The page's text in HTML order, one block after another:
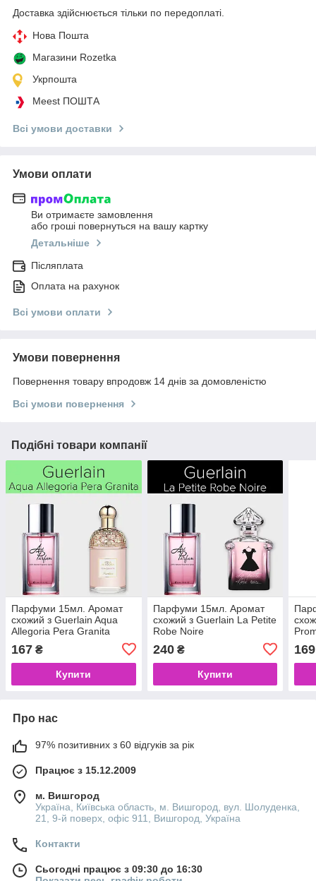
Доставка здійснюється тільки по передоплаті.
Нова Пошта
Магазини Rozetka
Укрпошта
Meest ПОШТА
Всі умови доставки
Умови оплати
Ви отримаєте замовлення
або гроші повернуться на вашу картку
Детальніше
Післяплата
Оплата на рахунок
Всі умови оплати
Умови повернення
Повернення товару впродовж 14 днів за домовленістю
Всі умови повернення
Подібні товари компанії
Парфуми 15мл. Аромат
схожий з Guerlain Aqua
Allegoria Pera Granita
167 ₴
Купити
Парфуми 15мл. Аромат
схожий з Guerlain La Petite
Robe Noire
240₴
Купити
169
Про нас
97% позитивних з 60 відгуків за рік
Працює з 15.12.2009
м. Вишгород
Україна, Київська область, м. Вишгород, вул. Шолуденка,
21, 9-й поверх, офіс 911, Вишгород, Україна
Контакти
Сьогодні працює з 09:30 до 16:30